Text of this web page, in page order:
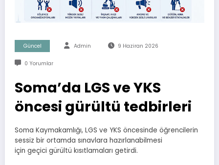
Güncel Admin 9 Haziran 2026
0 Yorumlar
Soma’da LGS ve YKS
öncesi gürültü tedbirleri
Soma Kaymakamlığı, LGS ve YKS öncesinde öğrencilerin
sessiz bir ortamda sınavlara hazırlanabilmesi
için geçici gürültü kısıtlamaları getirdi.